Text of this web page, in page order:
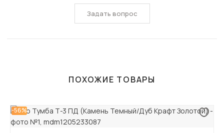
Задать вопрос
ПОХОЖИЕ ТОВАРЫ
-56%